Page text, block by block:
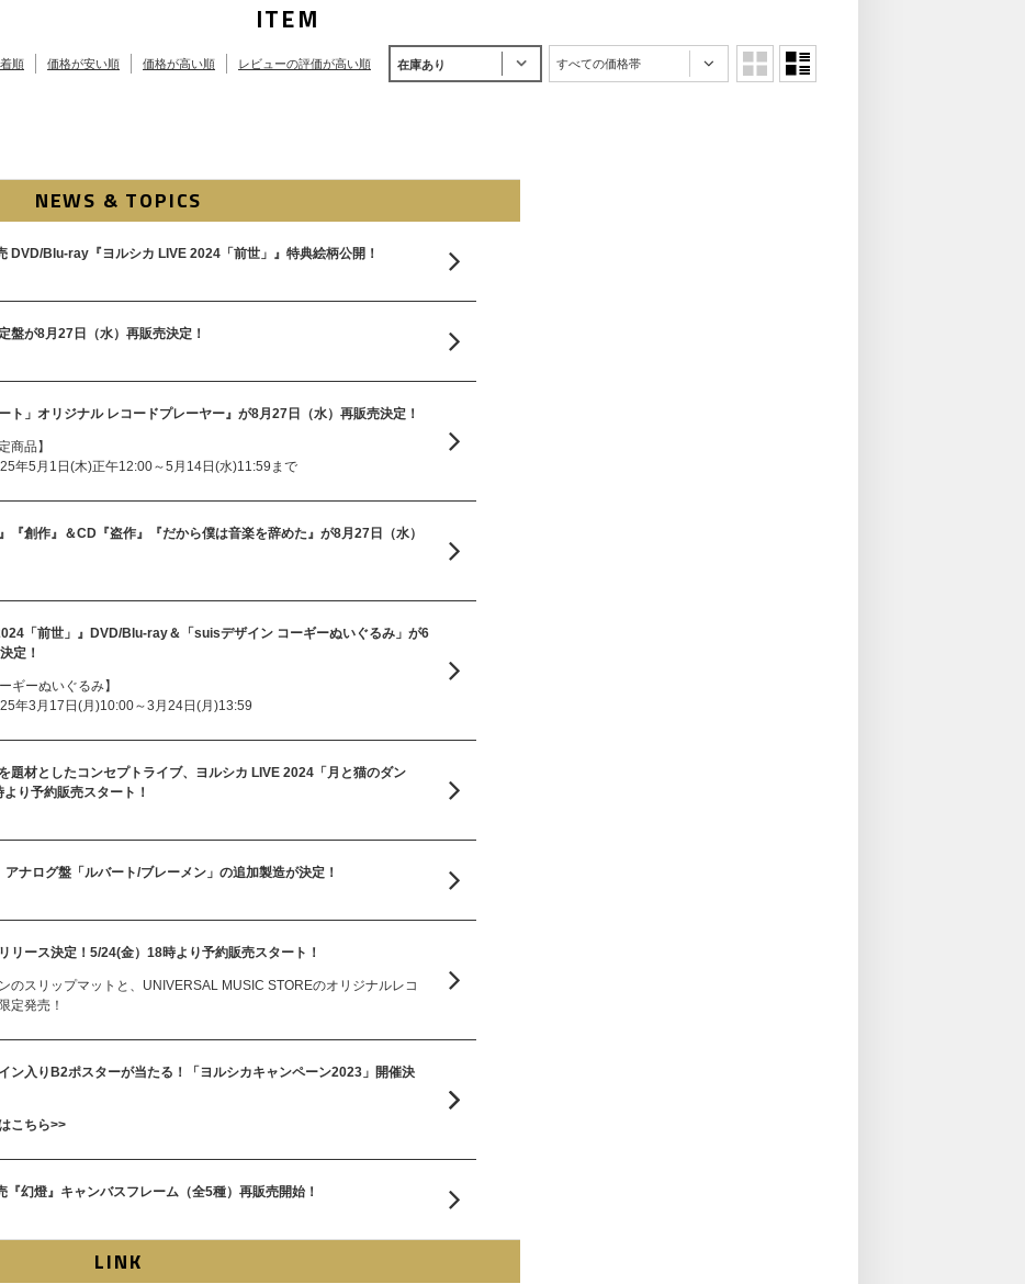
ITEM
順 価格が安い順 価格が高い順 レビューの評価が高い順 在庫あり すべての価格帯
NEWS & TOPICS
DVD/Blu-ray『ヨルシカ LIVE 2024「前世」』特典絵柄公開！
盤が8月27日（水）再販売決定！
ト」オリジナル レコードプレーヤー』が8月27日（水）再販売決定！
商品】
年5月1日(木)正午12:00～5月14日(水)11:59まで
『創作』＆CD『盗作』『だから僕は音楽を辞めた』が8月27日（水）
「前世」』DVD/Blu-ray＆「suisデザイン コーギーぬいぐるみ」が6
定！
ギーぬいぐるみ】
年3月17日(月)10:00～3月24日(月)13:59
題材としたコンセプトライブ、ヨルシカ LIVE 2024「月と猫のダン
り予約販売スタート！
アナログ盤「ルバート/ブレーメン」の追加製造が決定！
リース決定！5/24(金）18時より予約販売スタート！
のスリップマットと、UNIVERSAL MUSIC STOREのオリジナルレコ
定発売！
ン入りB2ポスターが当たる！「ヨルシカキャンペーン2023」開催決
こちら>>
『幻燈』キャンバスフレーム（全5種）再販売開始！
LINK